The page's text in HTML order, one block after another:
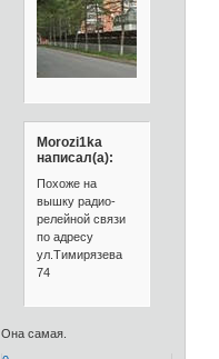
Morozi1ka
написал(а):
Похоже на
вышку радио-
релейной связи
по адресу
ул.Тимирязева
74
Она самая.